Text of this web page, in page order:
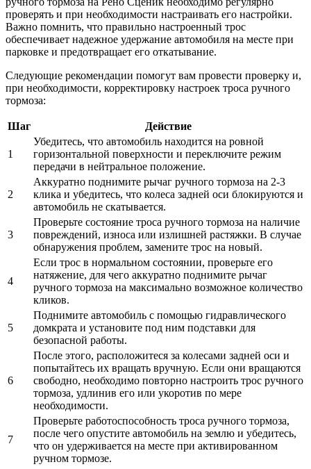
проверять и при необходимости настраивать его настройки.
Важно помнить, что правильно настроенный трос
обеспечивает надежное удержание автомобиля на месте при
парковке и предотвращает его откатывание.
Следующие рекомендации помогут вам провести проверку и,
при необходимости, корректировку настроек троса ручного
тормоза:
Шаг Действие
1
Убедитесь, что автомобиль находится на ровной
горизонтальной поверхности и переключите режим
передачи в нейтральное положение.
2
Аккуратно поднимите рычаг ручного тормоза на 2-3
клика и убедитесь, что колеса задней оси блокируются и
автомобиль не скатывается.
3
Проверьте состояние троса ручного тормоза на наличие
повреждений, износа или излишней растяжки. В случае
обнаружения проблем, замените трос на новый.
4
Если трос в нормальном состоянии, проверьте его
натяжение, для чего аккуратно поднимите рычаг
ручного тормоза на максимально возможное количество
кликов.
5
Поднимите автомобиль с помощью гидравлического
домкрата и установите под ним подставки для
безопасной работы.
6
После этого, расположитеся за колесами задней оси и
попытайтесь их вращать вручную. Если они вращаются
свободно, необходимо повторно настроить трос ручного
тормоза, удлинив его или укоротив по мере
необходимости.
7
Проверьте работоспособность троса ручного тормоза,
после чего опустите автомобиль на землю и убедитесь,
что он удерживается на месте при активированном
ручном тормозе.